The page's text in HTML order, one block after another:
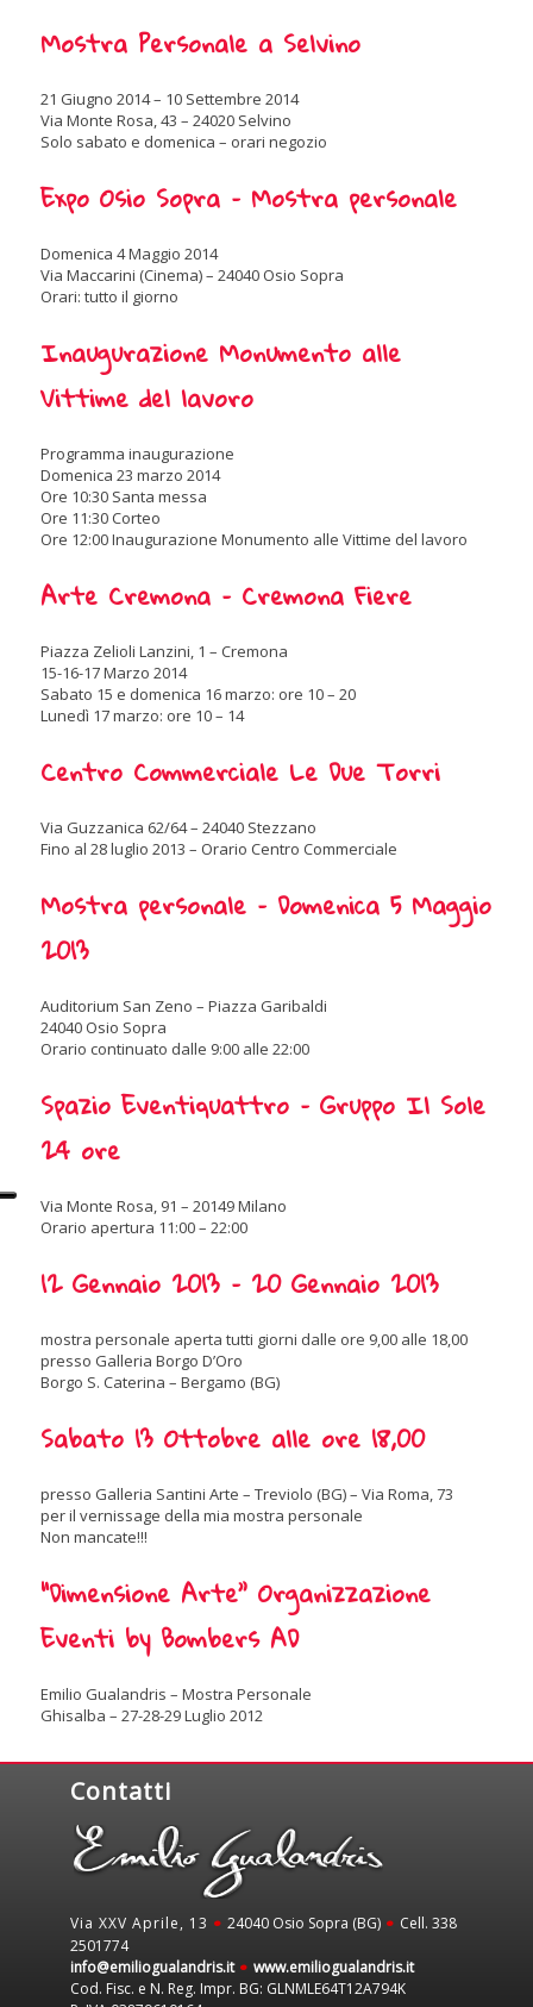
Mostra Personale a Selvino
21 Giugno 2014 – 10 Settembre 2014
Via Monte Rosa, 43 – 24020 Selvino
Solo sabato e domenica – orari negozio
Expo Osio Sopra – Mostra personale
Domenica 4 Maggio 2014
Via Maccarini (Cinema) – 24040 Osio Sopra
Orari: tutto il giorno
Inaugurazione Monumento alle
Vittime del lavoro
Programma inaugurazione
Domenica 23 marzo 2014
Ore 10:30 Santa messa
Ore 11:30 Corteo
Ore 12:00 Inaugurazione Monumento alle Vittime del lavoro
Arte Cremona – Cremona Fiere
Piazza Zelioli Lanzini, 1 – Cremona
15-16-17 Marzo 2014
Sabato 15 e domenica 16 marzo: ore 10 – 20
Lunedì 17 marzo: ore 10 – 14
Centro Commerciale Le Due Torri
Via Guzzanica 62/64 – 24040 Stezzano
Fino al 28 luglio 2013 – Orario Centro Commerciale
Mostra personale – Domenica 5 Maggio
2013
Auditorium San Zeno – Piazza Garibaldi
24040 Osio Sopra
Orario continuato dalle 9:00 alle 22:00
Spazio Eventiquattro – Gruppo Il Sole
24 ore
Via Monte Rosa, 91 –20149 Milano
Orario apertura 11:00 – 22:00
12 Gennaio 2013 – 20 Gennaio 2013
mostra personale aperta tutti giorni dalle ore 9,00 alle 18,00
presso Galleria Borgo D’Oro
Borgo S. Caterina – Bergamo (BG)
Sabato 13 Ottobre alle ore 18,00
presso Galleria Santini Arte – Treviolo (BG) – Via Roma, 73
per il vernissage della mia mostra personale
Non mancate!!!
“Dimensione Arte” Organizzazione
Eventi by Bombers AD
Emilio Gualandris – Mostra Personale
Ghisalba – 27-28-29 Luglio 2012
Contatti
Via XXV Aprile, 13 • 24040 Osio Sopra (BG) • Cell. 338
2501774
info@emiliogualandris.it • www.emiliogualandris.it
Cod. Fisc. e N. Reg. Impr. BG: GLNMLE64T12A794K